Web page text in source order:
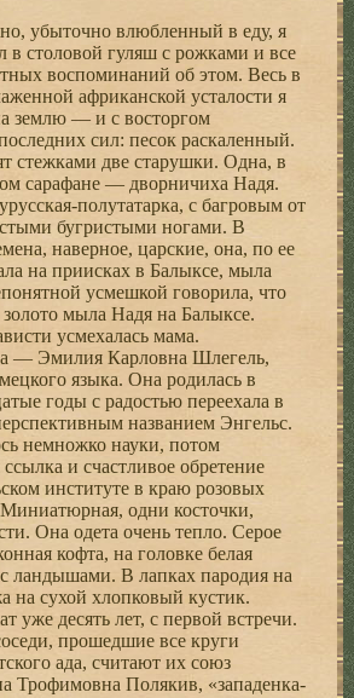
убыточно влюбленный в еду, я
в столовой гуляш с рожками и все
воспоминаний об этом. Весь в
африканской усталости я
землю — и с восторгом
сил: песок раскаленный.
стежками две старушки. Одна, в
сарафане — дворничиха Надя.
полутатарка, с багровым от
бугристыми ногами. В
наверное, царские, она, по ее
на приисках в Балыксе, мыла
усмешкой говорила, что
золото мыла Надя на Балыксе.
усмехалась мама.
— Эмилия Карловна Шлегель,
языка. Она родилась в
годы с радостью переехала в
названием Энгельс.
немножко науки, потом
и счастливое обретение
институте в краю розовых
одни косточки,
Она одета очень тепло. Серое
кофта, на головке белая
ландышами. В лапках пародия на
на сухой хлопковый кустик.
уже десять лет, с первой встречи.
прошедшие все круги
ада, считают их союз
Трофимовна Полякив, «западенка-